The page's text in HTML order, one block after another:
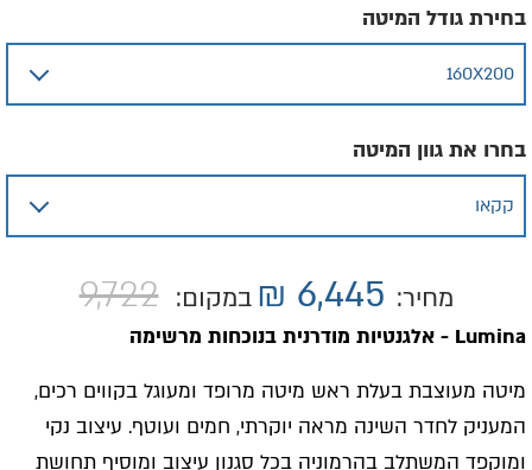
Lumina - אלגנטיות מודרנית בנוכחות מרשימה
מיטה מעוצבת בעלת ראש מיטה מרופד ומעוגל בקווים רכים,
המעניק לחדר השינה מראה יוקרתי, חמים ועוטף. עיצוב נקי
ומוקפד המשתלב בהרמוניה בכל סגנון עיצוב ומוסיף תחושת
בחירת גודל המיטה
בחרו את גוון המיטה
מחיר: 6,445
₪ במקום: 9,722